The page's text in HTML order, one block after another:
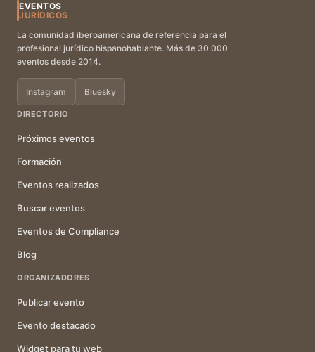
EVENTOS
JURÍDICOS
La comunidad iberoamericana de referencia para el
profesional jurídico hispanohablante. Más de 30.000
eventos desde 2014.
Instagram Bluesky
DIRECTORIO
Próximos eventos
Formación
Eventos realizados
Buscar eventos
Eventos de Compliance
Blog
ORGANIZADORES
Publicar evento
Evento destacado
Widget para tu web